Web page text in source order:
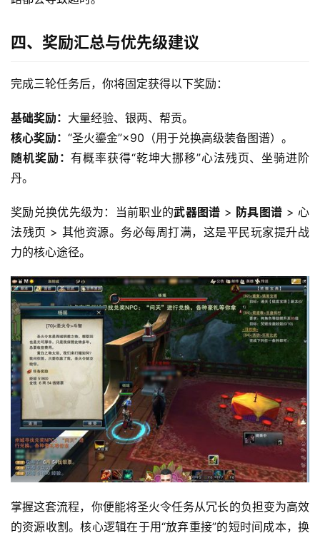
四、奖励汇总与优先级建议
完成三轮任务后，你将固定获得以下奖励：
基础奖励： 大量经验、银两、帮贡。
核心奖励： “圣火鎏金”×90（用于兑换高级装备图谱）。
随机奖励：有概率获得“乾坤大挪移”心法残页、坐骑进阶
丹。
奖励兑换优先级为：当前职业的武器图谱 > 防具图谱 > 心
法残页 > 其他资源。务必每周打满，这是平民玩家提升战
力的核心途径。
掌握这套流程，你便能将圣火令任务从冗长的负担变为高效
的资源收割。核心逻辑在于用“放弃重接”的短时间成本，换